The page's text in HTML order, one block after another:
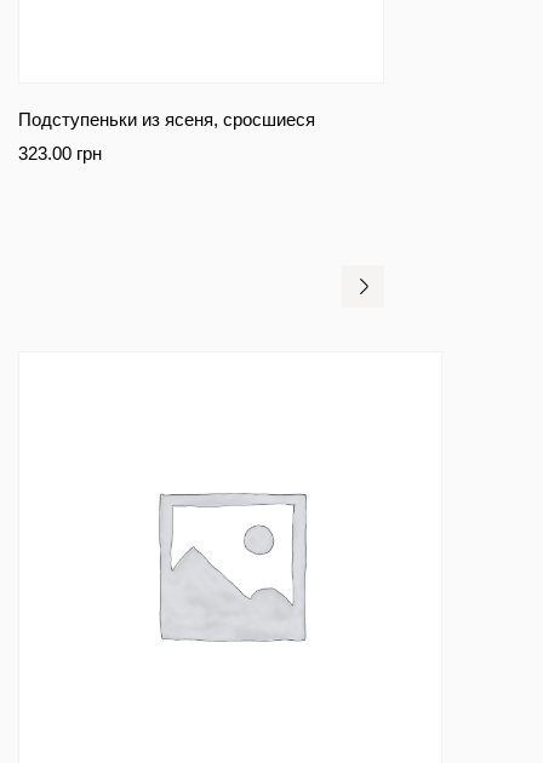
Подступеньки из ясеня, сросшиеся
323.00 грн